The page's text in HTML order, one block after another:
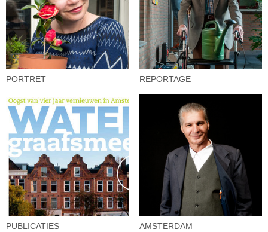
PORTRET REPORTAGE
PUBLICATIES AMSTERDAM